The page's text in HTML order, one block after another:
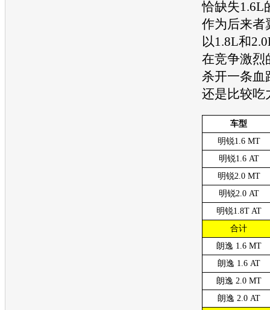
恰缺失1.6L
作为后来者
以1.8L和
在竞争激烈
杀开一条血
还是比较吃
车型
明锐1.6 MT
明锐1.6 AT
明锐2.0 MT
明锐2.0 AT
明锐1.8T AT
合计
朗逸 1.6 MT
朗逸 1.6 AT
朗逸 2.0 MT
朗逸 2.0 AT